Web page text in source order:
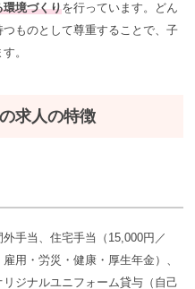
環境づくりを行っています。どん
ものとして尊重することで、子
。
求人の特徴
手当、住宅手当（15,000円／
用・労災・健康・厚生年金）、
ジナルユニフォーム貸与（自己